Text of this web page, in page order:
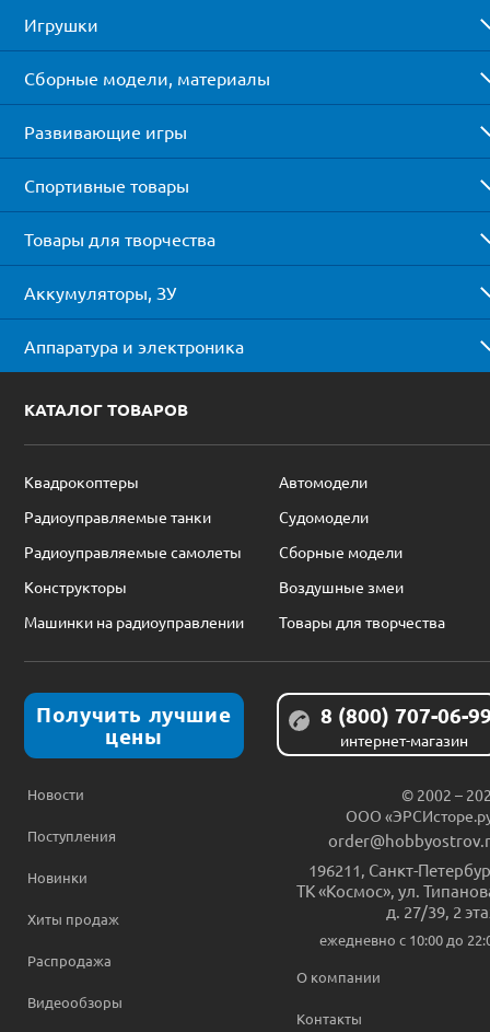
Игрушки
Сборные модели, материалы
Развивающие игры
Спортивные товары
Товары для творчества
Аккумуляторы, ЗУ
Аппаратура и электроника
КАТАЛОГ ТОВАРОВ
Квадрокоптеры
Автомодели
Радиоуправляемые танки
Судомодели
Радиоуправляемые самолеты
Сборные модели
Конструкторы
Воздушные змеи
Машинки на радиоуправлении
Товары для творчества
Получить лучшие
цены
8 (800) 707-06-
интернет-магазин
Новости
Поступления
Новинки
Хиты продаж
Распродажа
Видеообзоры
© 2002 –
ООО
196211 Санкт-
ТК «Космос», ул.
д. 27/39, 2
ежедневно c 10:00 до
О компании
Контакты